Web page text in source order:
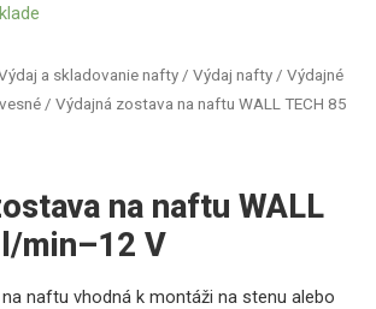
a skladovanie nafty / Výdaj nafty / Výdajné
/ Výdajná zostava na naftu WALL TECH 85
na naftu WALL
min–12 V
naftu vhodná k montáži na stenu alebo